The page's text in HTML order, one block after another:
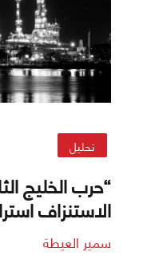
تحليل
“حرب الخليج
الاستنزاف
سمير العيطة